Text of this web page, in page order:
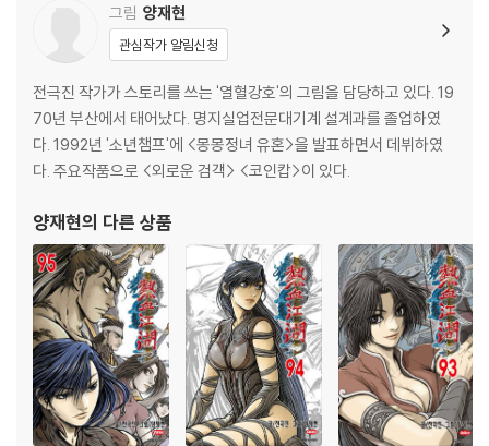
[만화] 열혈강호 31
한국 무협극화의 결정판! 에측을 거부하는 송무문의 대접전! 최후의 순간
을 앞둔 진풍백의 파상적 공격에 맞서는 유원찬! 한비광의 등장으로 결투
는 새로운 국면으로 진행되고... 사파 대 정파의 명예를 건 고수들의 대격
돌! 서서히 숨겨진 잠재력을 자각하는 한비광과 비전의 무술 추의환영검
술을 완성한 유원찬의 숨막히는 혈투!
[만화] 열혈강호 32
한비광 VS 유원찬의 한계를 넘어선 격돌! 정파와 사파를 초월한 협객들의
투혼과 예측할 수 없는 극한의 승부! 막바지 팽팽한 접전 속에서 한비광은
또다시 사형 진풍백에게 도전을 청하고, 새로운 국면으로 접어드는 송무문
의 결투! 그 최후의 결과는...
[만화] 열혈강호 33
한국 만화 단행본 사상 최초로 350만부를 돌파한 최고의 무협만화! 사파
최고의 인물인 천마신군의 제자 한비광과 정파 최고의 수뇌 검황의 딸 담
그림 양재현
관심작가 알림신청
전극진 작가가 스토리를 쓰는 '열혈강호'의 그림을 담당하고 있다. 19
70년 부산에서 태어났다. 명지실업전문대기계 설계과를 졸업하였
다. 1992년 '소년챔프'에 <몽몽정녀 유혼>을 발표하면서 데뷔하였
다. 주요작품으로 <외로운 검객> <코인캅>이 있다.
양재현의 다른 상품